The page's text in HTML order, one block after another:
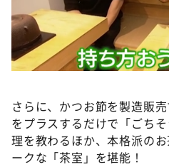
さらに、かつお節を製造販
をプラスするだけで「ごち
理を教わるほか、本格派の
ークな「茶室」を堪能！